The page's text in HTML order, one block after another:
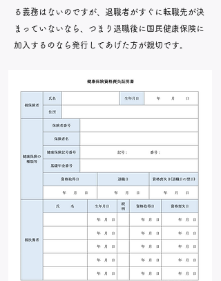
る義務はないのですが、退職者がすぐに転職先が決
まっていないなら、つまり退職後に国民健康保険に
加入するのなら発行してあげた方が親切です。